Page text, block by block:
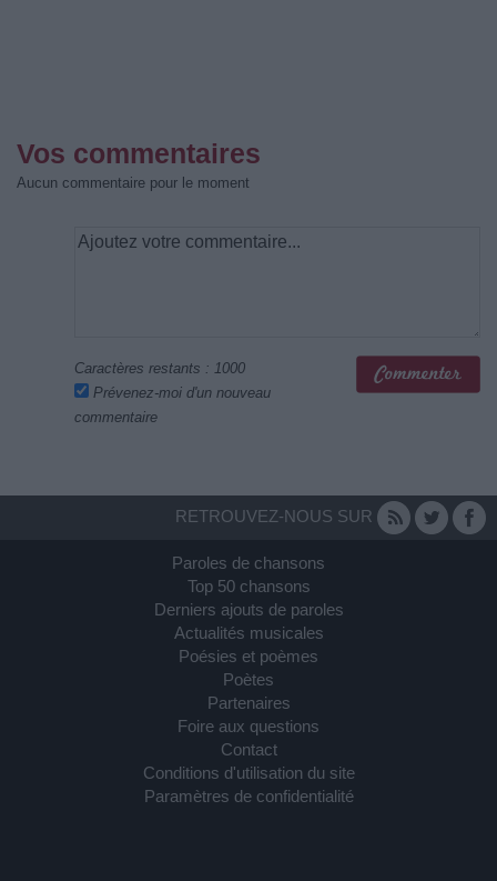
Vos commentaires
Aucun commentaire pour le moment
Caractères restants : 1000
Prévenez-moi d'un nouveau
commentaire
RETROUVEZ-NOUS SUR
Paroles de chansons
Top 50 chansons
Derniers ajouts de paroles
Actualités musicales
Poésies et poèmes
Poètes
Partenaires
Foire aux questions
Contact
Conditions d'utilisation du site
Paramètres de confidentialité